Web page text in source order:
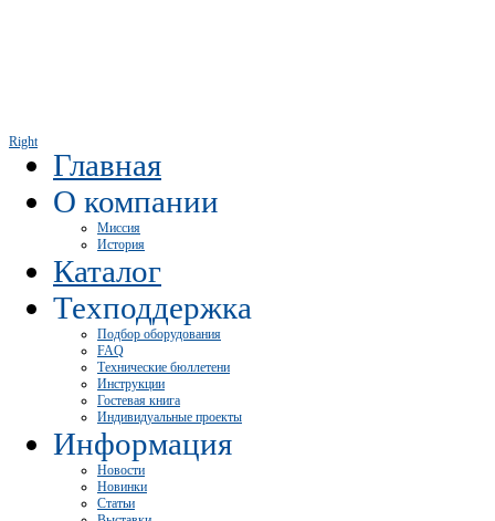
Right
Главная
О компании
Миссия
История
Каталог
Техподдержка
Подбор оборудования
FAQ
Технические бюллетени
Инструкции
Гостевая книга
Индивидуальные проекты
Информация
Новости
Новинки
Статьи